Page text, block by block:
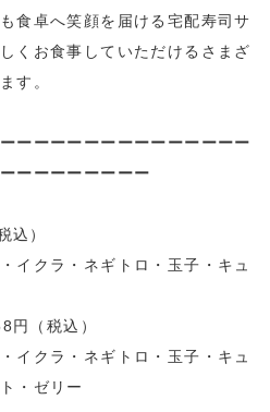
食卓へ笑顔を届ける宅配寿司サ
くお食事していただけるさまざ
す。
ーーーーーーーーーーーーーー
ーーーーーーーー
込）
イクラ・ネギトロ・玉子・キュ
（税込）
イクラ・ネギトロ・玉子・キュ
・ゼリー